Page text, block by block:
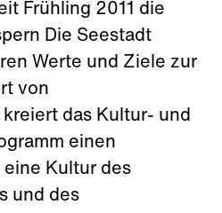
Frühling 2011 die
Die Seestadt
Werte und Ziele zur
von
das Kultur- und
einen
Kultur des
und des